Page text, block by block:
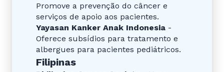
Promove a prevenção do câncer e
serviços de apoio aos pacientes.
Yayasan Kanker Anak Indonesia -
Oferece subsídios para tratamento e
albergues para pacientes pediátricos.
Filipinas